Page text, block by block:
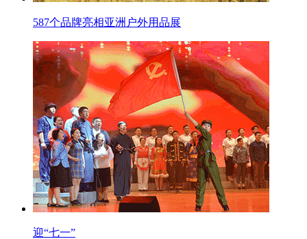
587个品牌亮相亚洲户外用品展
迎“七一”